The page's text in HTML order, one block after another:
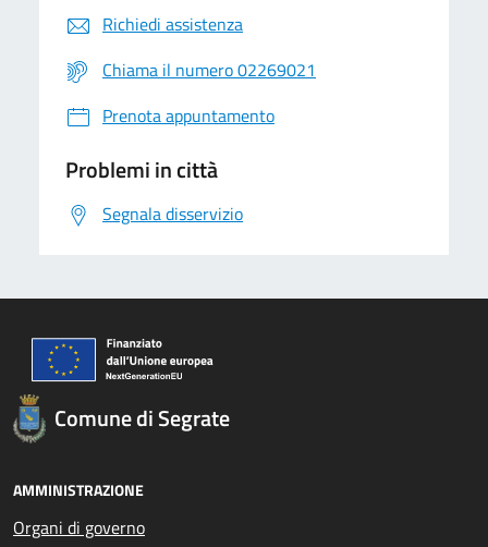
Richiedi assistenza
Chiama il numero 02269021
Prenota appuntamento
Problemi in città
Segnala disservizio
Comune di Segrate
AMMINISTRAZIONE
Organi di governo